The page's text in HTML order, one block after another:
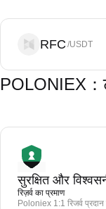
RFC /USDT
POLONIEX：
सुरक्षित और
रिज़र्व का प्रमाण
Poloniex 1:1 रिजर्व